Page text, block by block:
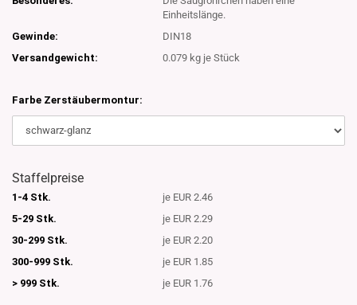
Einheitslänge.
Gewinde:
DIN18
Versandgewicht:
0.079 kg je Stück
Farbe Zerstäubermontur:
Staffelpreise
1-4 Stk.
je EUR 2.46
5-29 Stk.
je EUR 2.29
30-299 Stk.
je EUR 2.20
300-999 Stk.
je EUR 1.85
> 999 Stk.
je EUR 1.76